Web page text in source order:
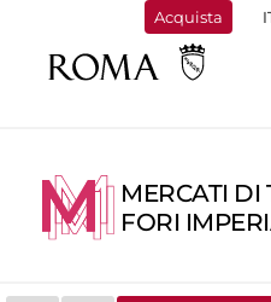
Acquista
MERCATI DI
FORI